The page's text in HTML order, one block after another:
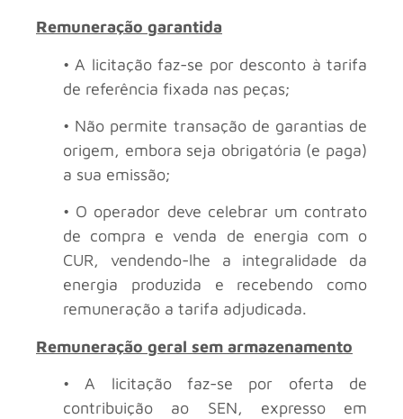
Remuneração garantida
• A licitação faz-se por desconto à tarifa
de referência fixada nas peças;
• Não permite transação de garantias de
origem, embora seja obrigatória (e paga)
a sua emissão;
• O operador deve celebrar um contrato
de compra e venda de energia com o
CUR, vendendo-lhe a integralidade da
energia produzida e recebendo como
remuneração a tarifa adjudicada.
Remuneração geral sem armazenamento
• A licitação faz-se por oferta de
contribuição ao SEN, expresso em